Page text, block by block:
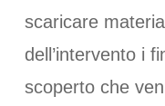
scaricare
dell’intervento i
scoperto che